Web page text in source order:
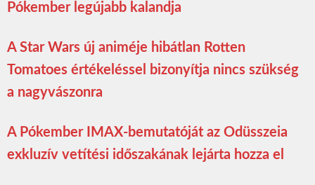
Pókember legújabb kalandja
A Star Wars új animéje hibátlan Rotten
Tomatoes értékeléssel bizonyítja nincs szükség
a nagyvászonra
A Pókember IMAX-bemutatóját az Odüsszeia
exkluzív vetítési időszakának lejárta hozza el